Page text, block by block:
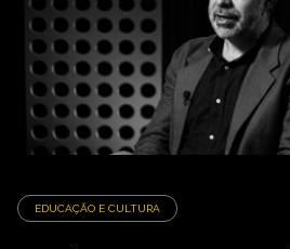
EDUCAÇÃO E CULTURA